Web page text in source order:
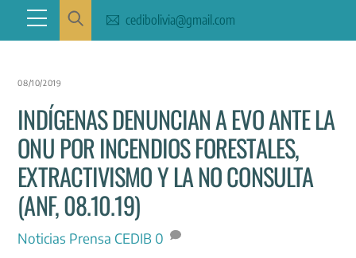
content
Menu cedibolivia@gmail.com
08/10/2019
INDÍGENAS DENUNCIAN A EVO ANTE LA
ONU POR INCENDIOS FORESTALES,
EXTRACTIVISMO Y LA NO CONSULTA
(ANF, 08.10.19)
Noticias Prensa CEDIB 0